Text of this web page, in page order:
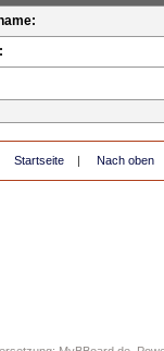
Startseite | Nach oben